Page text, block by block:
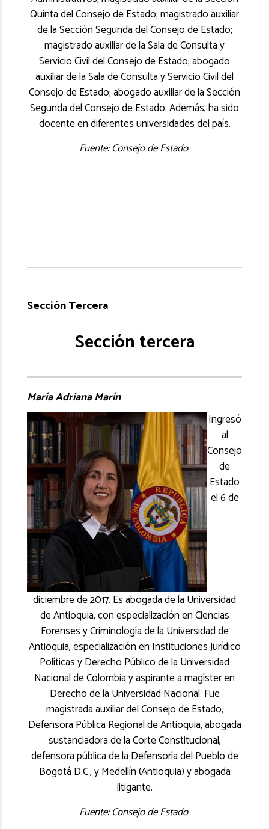
Quinta del Consejo de Estado; magistrado auxiliar
de la Sección Segunda del Consejo de Estado;
magistrado auxiliar de la Sala de Consulta y
Servicio Civil del Consejo de Estado; abogado
auxiliar de la Sala de Consulta y Servicio Civil del
Consejo de Estado; abogado auxiliar de la Sección
Segunda del Consejo de Estado. Además, ha sido
docente en diferentes universidades del país.
Fuente: Consejo de Estado
Sección Tercera
Sección tercera
María Adriana Marín
Ingresó
al
Consejo
de
Estado
el 6 de
diciembre de 2017. Es abogada de la Universidad
de Antioquia, con especialización en Ciencias
Forenses y Criminología de la Universidad de
Antioquia, especialización en Instituciones Jurídico
Políticas y Derecho Público de la Universidad
Nacional de Colombia y aspirante a magíster en
Derecho de la Universidad Nacional. Fue
magistrada auxiliar del Consejo de Estado,
Defensora Pública Regional de Antioquia, abogada
sustanciadora de la Corte Constitucional,
defensora pública de la Defensoría del Pueblo de
Bogotá D.C., y Medellín (Antioquia) y abogada
litigante.
Fuente: Consejo de Estado